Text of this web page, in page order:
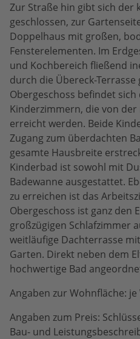
Zur Straße hin gibt sich der
geschlossen, zur
Doppelhaus mit großen,
Fensterelementen. Im
und Kochbereich fließend
durch die Übereck-
Obergeschoss befindet
Kinderzimmern, die von
erreicht werden. Beide
Zugang zum überdachten
gesamte Hausbreite
Kinderbad ist sowohl mit
Badewanne ausgestattet.
zu erreichen ist das
Obergeschoss ist ganz den
großzügigen Schlafzimmer
weitläufige Dachterrasse
Garten. Direkt neben dem
hochwertige Bad
Angaben zur Wohnfläche:
Angaben zum Preis:
Bau- und